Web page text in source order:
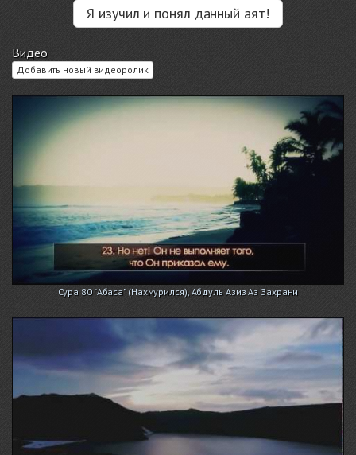
Я изучил и понял данный аят!
Видео
Добавить новый видеоролик
Сура 80 "Абаса" (Нахмурился), Абдуль Азиз Аз Захрани